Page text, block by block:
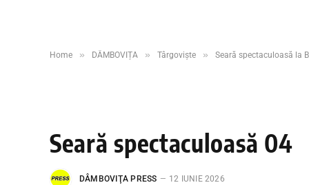
Home » DÂMBOVIȚA » Târgoviște » Seară spectaculoasă la
Seară spectaculoasă 04
DÂMBOVIŢA PRESS 12 IUNIE 2026